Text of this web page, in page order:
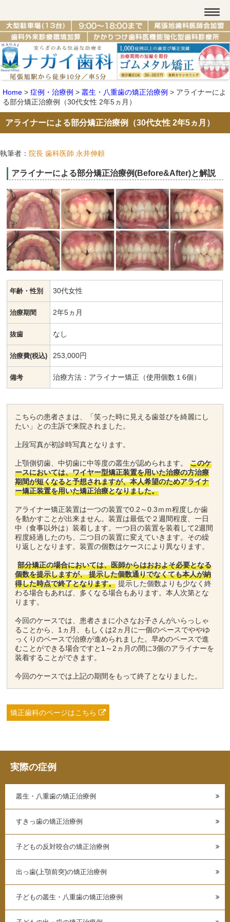
Home > 症例・治療例 > 叢生・八重歯の矯正治療例 > アライナーによ
る部分矯正治療例（30代女性 2年5ヵ月）
アライナーによる部分矯正治療例（30代女性 2年5ヵ月）
執筆者： 院長 歯科医師 永井伸頼
アライナーによる部分矯正治療例(Before&After)と解説
年齢・性別 30代女性
治療期間 2年5ヵ月
抜歯 なし
治療費(税込) 253,000円
備考 治療方法：アライナー矯正（使用個数１6個）
こちらの患者さまは、「笑った時に見える歯並びを綺麗にし
たい」との主訴で来院されました。
上段写真が初診時写真となります。
上顎側切歯、中切歯に中等度の叢生が認められます。
このケ
ースにおいては、ワイヤー型矯正装置を用いた治療の方治療
期間が短くなると予想されますが、本人希望のためアライナ
ー矯正装置を用いた矯正治療となりました。
アライナー矯正装置は一つの装置で0.2～0.3ｍｍ程度しか歯
を動かすことが出来ません。装置は最低で２週間程度、一日
中（食事以外は）装着します。一つ目の装置を装着して2週間
程度経過したのち、二つ目の装置に変えていきます。その繰
り返しとなります。装置の個数はケースにより異なります。
部分矯正の場合においては、医師からはおおよそ必要となる
個数を提示しますが、 提示した個数通りでなくても本人が納
得した時点で終了となります。 提示した個数よりも少なく終
わる場合もあれば、多くなる場合もあります。本人次第とな
ります。
今回のケースでは、患者さまに小さなお子さんがいらっしゃ
ることから、1ヵ月、もしくは2ヵ月に一個のペースでややゆ
っくりのペースで治療が進められました。早めのペースで進
むことができる場合ですと1～2ヵ月の間に3個のアライナーを
装着することができます。
今回のケースでは上記の期間をもって終了となりました。
矯正歯科のページはこちら
実際の症例
叢生・八重歯の矯正治療例
すきっ歯の矯正治療例
子どもの反対咬合の矯正治療例
出っ歯(上顎前突)の矯正治療例
子どもの叢生・八重歯の矯正治療例